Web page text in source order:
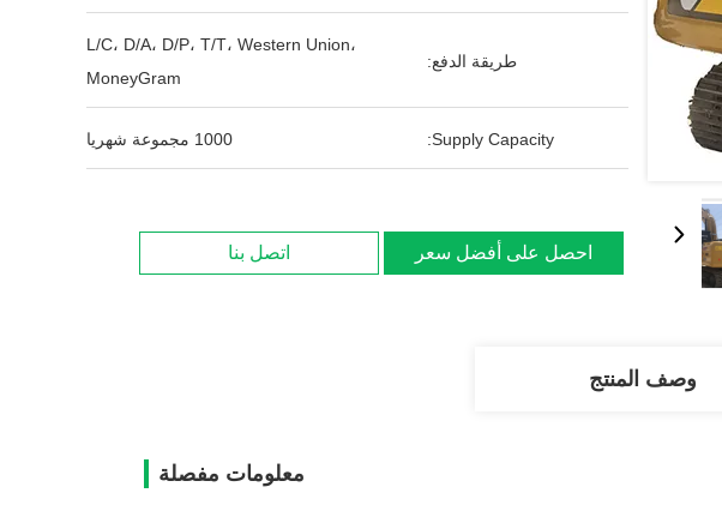
طريقة الدفع:
L/C، D/A، D/P، T/T، Western Union،
MoneyGram
Supply Capacity: 1000 مجموعة شهريا
احصل على أفضل سعر اتصل بنا
وصف المنتج
معلومات مفصلة